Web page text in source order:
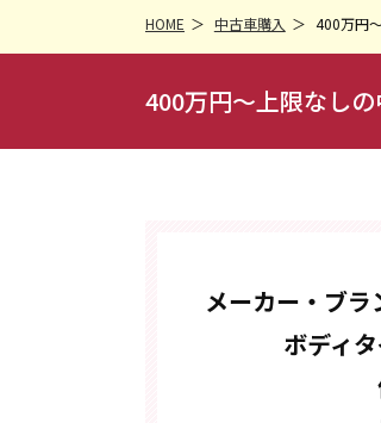
HOME 中古車購入 400万円
400万円～上限なし
メーカー・ブラ
ボディタ